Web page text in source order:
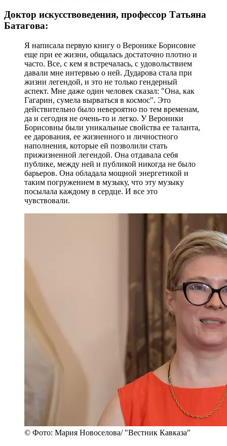
Доктор искусствоведения, профессор Татьяна
Батагова:
Я написала первую книгу о Веронике Борисовне
еще при ее жизни, общалась достаточно плотно и
часто. Все, с кем я встречалась, с удовольствием
давали мне интервью о ней. Дударова стала при
жизни легендой, и это не только гендерный
аспект. Мне даже один человек сказал: "Она, как
Гагарин, сумела вырваться в космос". Это
действительно было невероятно по тем временам,
да и сегодня не очень-то и легко. У Вероники
Борисовны были уникальные свойства ее таланта,
ее дарования, ее жизненного и личностного
наполнения, которые ей позволили стать
прижизненной легендой. Она отдавала себя
публике, между ней и публикой никогда не было
барьеров. Она обладала мощной энергетикой и
таким погружением в музыку, что эту музыку
посылала каждому в сердце. И все это
чувствовали.
© Фото: Мария Новоселова/ "Вестник Кавказа"